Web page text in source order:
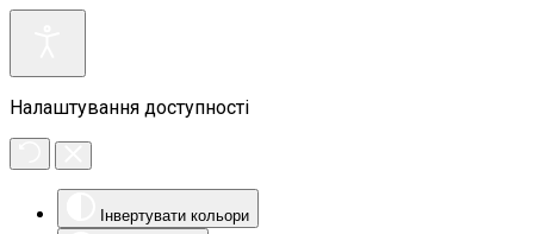
Налаштування доступності
Інвертувати кольори